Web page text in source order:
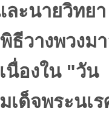
ะนายวิทยา
ธีวางพวงม
นื่องใน "วัน
ด็จพระนเร